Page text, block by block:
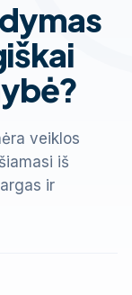
veiklos
iš
ir